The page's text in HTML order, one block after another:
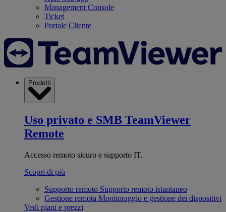
Management Console
Ticket
Portale Cliente
Prodotti
Uso privato e SMB TeamViewer
Remote
Accesso remoto sicuro e supporto IT.
Scopri di più
Supporto remoto Supporto remoto istantaneo
Gestione remota Monitoraggio e gestione dei dispositivi
Vedi piani e prezzi